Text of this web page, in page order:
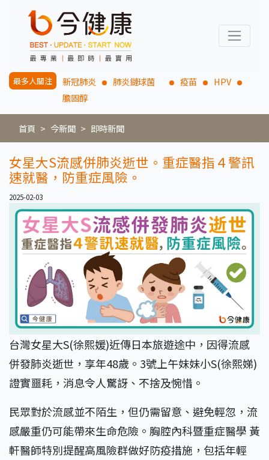
最多人關注 新冠肺炎 肺炎鏈球菌 疫苗
HPV
膽固醇
首頁 今新聞 即時新聞
女星大S流感併肺炎逝世。重症醫指４警訊
速就醫，防重症風險。
2025-02-03
台灣女星大S(徐熙媛)近傳日本旅遊途中，因得流感
併發肺炎逝世，享年48歲。3號上午妹妹小S(徐熙娣)
證實噩耗，消息令人驚訝、不捨及惋惜。
民眾對於流感並不陌生，但仍需留意、避免輕忽，流
感嚴重仍可能帶來生命危險。胸腔內科暨重症醫學 黃
軒醫師特別提醒高風險群做好防疫措施，包括年輕